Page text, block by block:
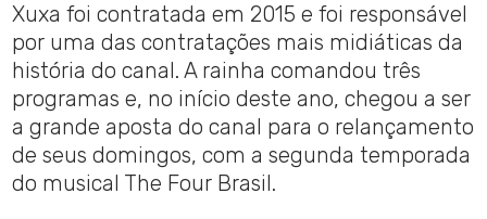
Xuxa foi contratada em 2015 e foi responsável
por uma das contratações mais midiáticas da
história do canal. A rainha comandou três
programas e, no início deste ano, chegou a ser
a grande aposta do canal para o relançamento
de seus domingos, com a segunda temporada
do musical The Four Brasil.